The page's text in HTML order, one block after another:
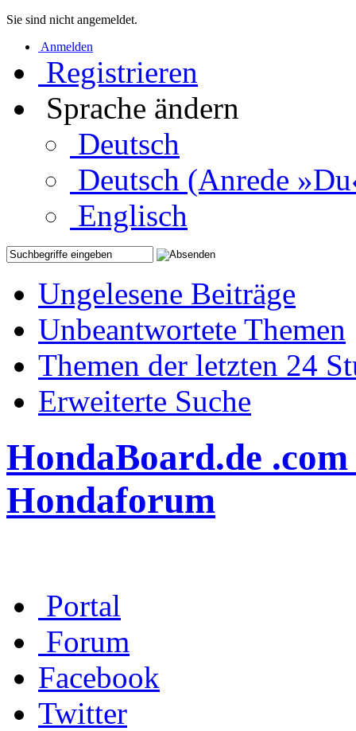
Sie sind nicht angemeldet.
Anmelden
Registrieren
Sprache ändern
Deutsch
Deutsch (Anrede
Englisch
Ungelesene Beiträge
Unbeantwortete Themen
Themen der letzten 24
Erweiterte Suche
HondaBoard.de
Hondaforum
Portal
Forum
Facebook
Twitter